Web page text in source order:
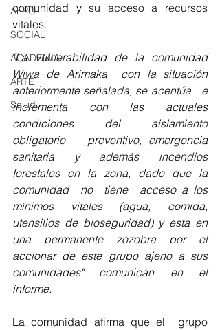
AFRO
SOCIAL
ACADEMIA
ARTE
Salud
comunidad y su acceso a recursos
vitales.
"La vulnerabilidad de la comunidad
Wiwa de Arimaka  con la situación
anteriormente señalada, se acentúa   e
incrementa   con   las   actuales
condiciones   del   aislamiento
obligatorio   preventivo, emergencia
sanitaria  y  además  incendios
forestales  en  la  zona,  dado  que  la
comunidad  no  tiene  acceso a los
mínimos vitales (agua, comida,
utensilios de bioseguridad) y esta en
una permanente zozobra por el
accionar de este grupo ajeno a sus
comunidades" comunican en el
informe.
La comunidad afirma que el  grupo